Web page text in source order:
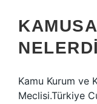
Kamu Kurum ve
Meclisi.Türkiye